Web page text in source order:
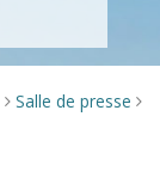
> Salle de presse >